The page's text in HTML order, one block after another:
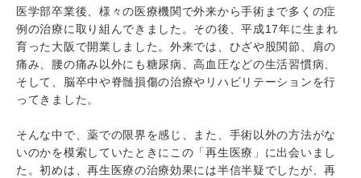
医学部卒業後、様々の医療機関で外来から手術まで多くの症
例の治療に取り組んできました。その後、平成17年に生まれ
育った大阪で開業しました。外来では、ひざや股関節、肩の
痛み、腰の痛み以外にも糖尿病、高血圧などの生活習慣病、
そして、脳卒中や脊髄損傷の治療やリハビリテーションを行
ってきました。
そんな中で、薬での限界を感じ、また、手術以外の方法がな
いのかを模索していたときにこの「再生医療」に出会いまし
た。初めは、再生医療の治療効果には半信半疑でしたが、再